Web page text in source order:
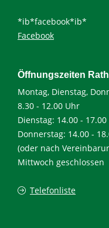
*ib*facebook*ib*
Facebook
Öffnungszeiten
Montag, Dienstag,
8.30 - 12.00 Uhr
Dienstag: 14.00 -
Donnerstag: 14.00 -
(oder nach
Mittwoch geschlossen
Telefonliste